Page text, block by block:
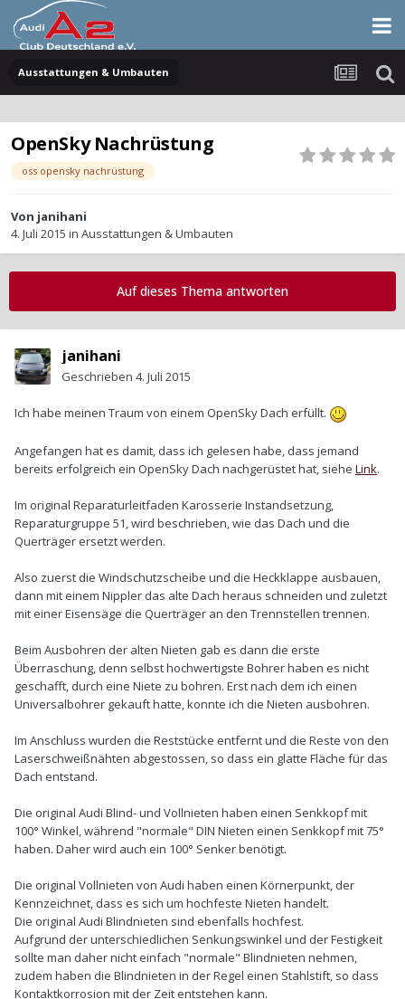
Ausstattungen & Umbauten
OpenSky Nachrüstung
oss opensky nachrüstung
Von janihani
4. Juli 2015 in Ausstattungen & Umbauten
Auf dieses Thema antworten
janihani
Geschrieben 4. Juli 2015
Ich habe meinen Traum von einem OpenSky Dach erfüllt.
Angefangen hat es damit, dass ich gelesen habe, dass jemand
bereits erfolgreich ein OpenSky Dach nachgerüstet hat, siehe Link.
Im original Reparaturleitfaden Karosserie Instandsetzung,
Reparaturgruppe 51, wird beschrieben, wie das Dach und die
Querträger ersetzt werden.
Also zuerst die Windschutzscheibe und die Heckklappe ausbauen,
dann mit einem Nippler das alte Dach heraus schneiden und zuletzt
mit einer Eisensäge die Querträger an den Trennstellen trennen.
Beim Ausbohren der alten Nieten gab es dann die erste
Überraschung, denn selbst hochwertigste Bohrer haben es nicht
geschafft, durch eine Niete zu bohren. Erst nach dem ich einen
Universalbohrer gekauft hatte, konnte ich die Nieten ausbohren.
Im Anschluss wurden die Reststücke entfernt und die Reste von den
Laserschweißnähten abgestossen, so dass ein glatte Fläche für das
Dach entstand.
Die original Audi Blind- und Vollnieten haben einen Senkkopf mit
100° Winkel, während "normale" DIN Nieten einen Senkkopf mit 75°
haben. Daher wird auch ein 100° Senker benötigt.
Die original Vollnieten von Audi haben einen Körnerpunkt, der
Kennzeichnet, dass es sich um hochfeste Nieten handelt.
Die original Audi Blindnieten sind ebenfalls hochfest.
Aufgrund der unterschiedlichen Senkungswinkel und der Festigkeit
sollte man daher nicht einfach "normale" Blindnieten nehmen,
zudem haben die Blindnieten in der Regel einen Stahlstift, so dass
Kontaktkorrosion mit der Zeit entstehen kann.